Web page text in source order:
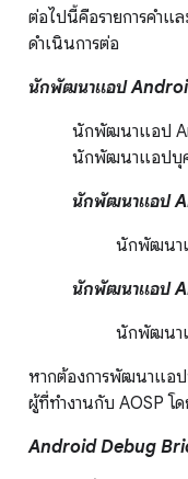
ต่อไปนี้คือรายการคำแ
ดำเนินการต่อ
นักพัฒนาแอป
นักพัฒนาแอป
นักพัฒนาแอปบุ
นักพัฒนาแอป
นักพัฒนา
นักพัฒนาแอป
นักพัฒนา
หากต้องการพัฒนาแอ
ผู้ที่ทำงานกับ AOSP โ
Android Debug